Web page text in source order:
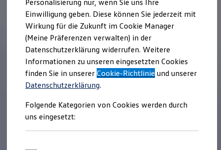
Groß- und Sonderkunden
Großkunden
Kommunen & Behörden
Journalisten
Sportvereine
Branchenlösungen
Bau & Handwerk
Gewerbliche Personenbeförderung
Service & mobile Werkstätten
Kurier, Logistik & Handel
Feuerwehr
Rettungsdienste
ONE Business ID Vorteile
Fahrzeugsuche & Marktplatz
Personalisierung nur, wenn Sie uns Ihre
Einwilligung geben. Diese können Sie jederzeit mit
Wirkung für die Zukunft im Cookie Manager
(Meine Präferenzen verwalten) in der
Datenschutzerklärung widerrufen. Weitere
Informationen zu unseren eingesetzten Cookies
finden Sie in unsererCookie-Richtlinie und unserer
Datenschutzerklärung.
Folgende Kategorien von Cookies werden durch
uns eingesetzt: